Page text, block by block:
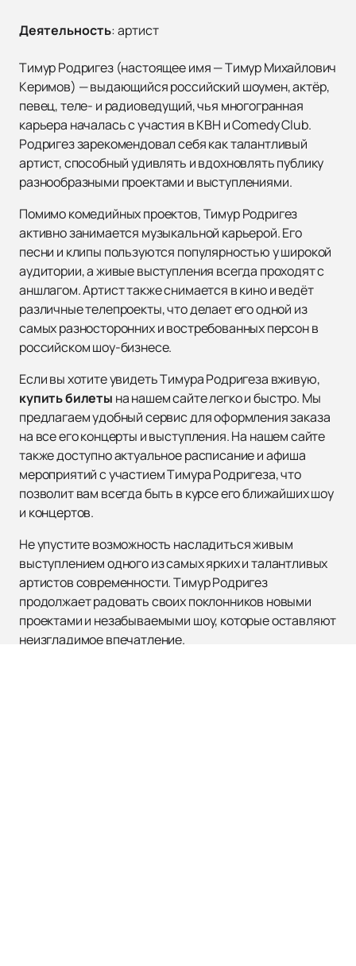
Деятельность:артист
Тимур Родригез (настоящее имя — Тимур Михайлович
Керимов) — выдающийся российский шоумен, актёр,
певец, теле- и радиоведущий, чья многогранная
карьера началась с участия в КВН и Comedy Club.
Родригез зарекомендовал себя как талантливый
артист, способный удивлять и вдохновлять публику
разнообразными проектами и выступлениями.
Помимо комедийных проектов, Тимур Родригез
активно занимается музыкальной карьерой. Его
песни и клипы пользуются популярностью у широкой
аудитории, а живые выступления всегда проходят с
аншлагом. Артист также снимается в кино и ведёт
различные телепроекты, что делает его одной из
самых разносторонних и востребованных персон в
российском шоу-бизнесе.
Если вы хотите увидеть Тимура Родригеза вживую,
купить билеты на нашем сайте легко и быстро. Мы
предлагаем удобный сервис для оформления заказа
на все его концерты и выступления. На нашем сайте
также доступно актуальное расписание и афиша
мероприятий с участием Тимура Родригеза, что
позволит вам всегда быть в курсе его ближайших шоу
и концертов.
Не упустите возможность насладиться живым
выступлением одного из самых ярких и талантливых
артистов современности. Тимур Родригез
продолжает радовать своих поклонников новыми
проектами и незабываемыми шоу, которые оставляют
неизгладимое впечатление.